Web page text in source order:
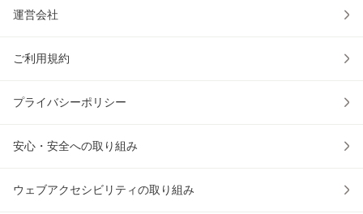
運営会社
ご利用規約
プライバシーポリシー
安心・安全への取り組み
ウェブアクセシビリティの取り組み